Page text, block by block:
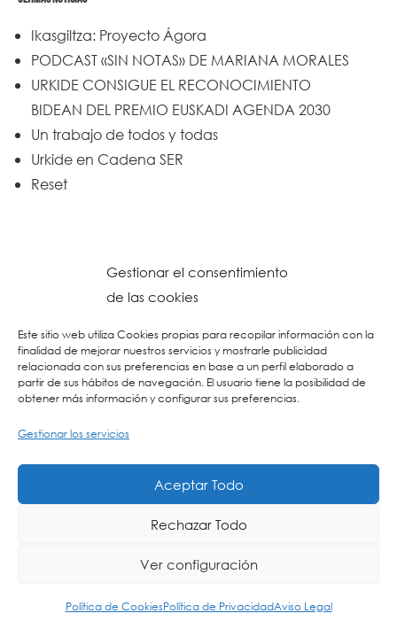
Gestionar el consentimiento
de las cookies
Este sitio web utiliza Cookies propias para recopilar información con la
finalidad de mejorar nuestros servicios y mostrarle publicidad
relacionada con sus preferencias en base a un perfil elaborado a
partir de sus hábitos de navegación. El usuario tiene la posibilidad de
obtener más información y configurar sus preferencias.
Gestionar los servicios
Aceptar Todo
Rechazar Todo
Ver configuración
Política de CookiesPolítica de PrivacidadAviso Legal
Ikasgiltza: Proyecto Ágora
PODCAST «SIN NOTAS» DE MARIANA MORALES
URKIDE CONSIGUE EL RECONOCIMIENTO
BIDEAN DEL PREMIO EUSKADI AGENDA 2030
Un trabajo de todos y todas
Urkide en Cadena SER
Reset
Aviso Legal-Buzón Ético
La Consulta Creativa